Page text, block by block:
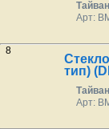
Арт:
8
тип)
Арт: